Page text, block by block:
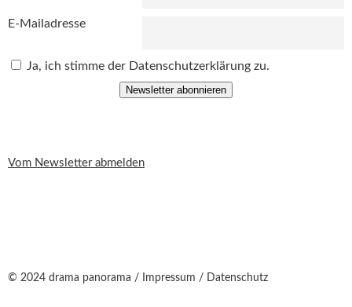
E-Mailadresse
Ja, ich stimme der Datenschutzerklärung zu.
Newsletter abonnieren
Vom Newsletter abmelden
© 2024 drama panorama / Impressum / Datenschutz